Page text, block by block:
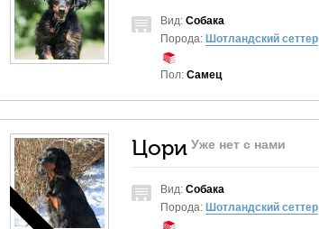
Вид: Собака
Порода: Шотландский сеттер
Пол: Самец
Цори Уже нет с нами
Вид: Собака
Порода: Шотландский сеттер